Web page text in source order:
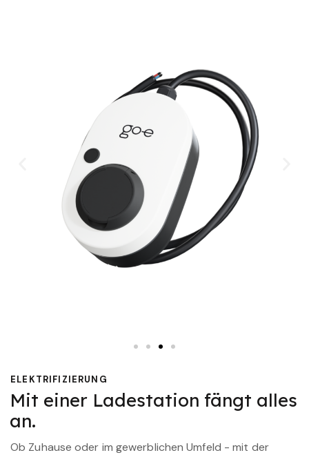
ELEKTRIFIZIERUNG
Mit einer Ladestation fängt alles
an.
Ob Zuhause oder im gewerblichen Umfeld - mit der